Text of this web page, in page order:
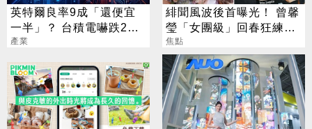
英特爾良率9成「還便宜
一半」？ 台積電嚇跌2%
專家揭數字背後真相
產業
緋聞風波後首曝光！ 曾馨
瑩「女團級」回春狂練舞
郭董獨自公園散步
焦點